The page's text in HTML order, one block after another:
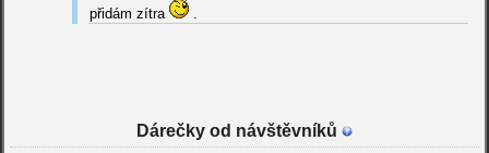
přidám zítra
.
Dárečky od návštěvníků